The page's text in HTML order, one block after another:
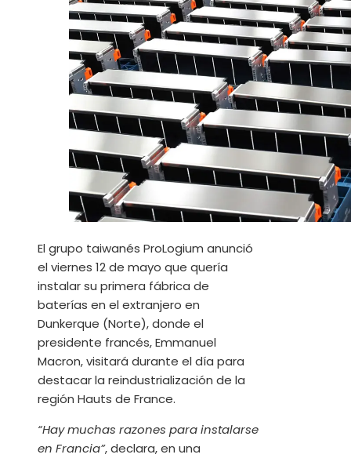
El grupo taiwanés ProLogium anunció
el viernes 12 de mayo que quería
instalar su primera fábrica de
baterías en el extranjero en
Dunkerque (Norte), donde el
presidente francés, Emmanuel
Macron, visitará durante el día para
destacar la reindustrialización de la
región Hauts de France.
“Hay muchas razones para instalarse
en Francia”, declara, en una